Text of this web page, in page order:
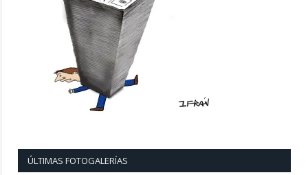
ÚLTIMAS FOTOGALERÍAS